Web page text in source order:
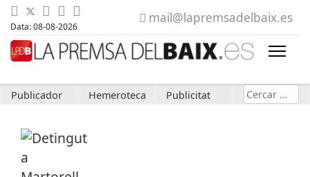
Data: 08-08-2026
mail@lapremsadelbaix.es
Publicador Hemeroteca Publicitat Cerca